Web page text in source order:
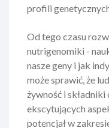
profili
Od tego czasu
nutrigenomiki -
nasze geny i jak
może sprawić, że
żywność i
ekscytujących
potencjał w